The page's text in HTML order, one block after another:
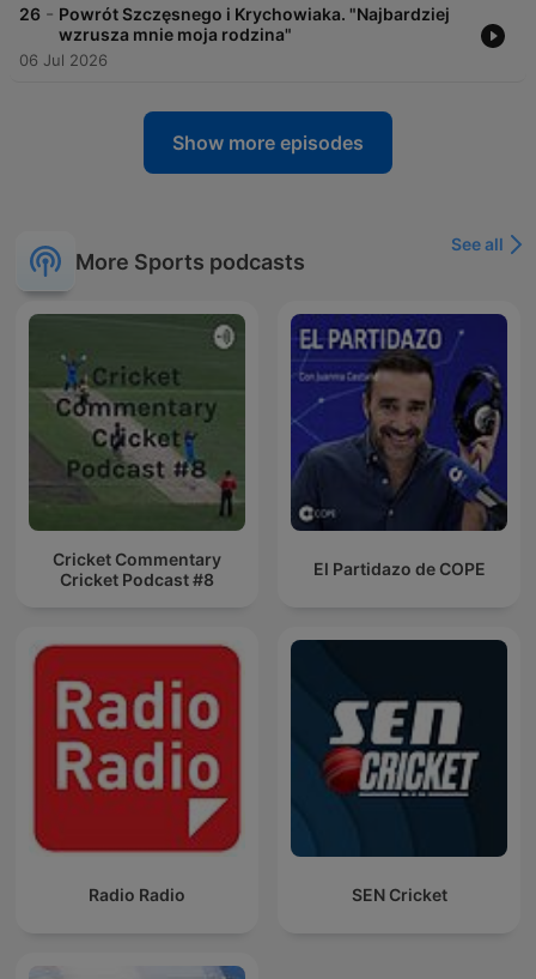
26 - Powrót Szczęsnego i Krychowiaka. "Najbardziej
wzrusza mnie moja rodzina"
06 Jul 2026
Show more episodes
More Sports podcasts
See all
Cricket Commentary
Cricket Podcast #8
El Partidazo de COPE
Radio Radio SEN Cricket